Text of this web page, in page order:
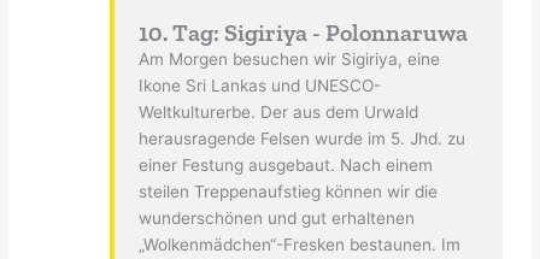
10. Tag: Sigiriya - Polonnaruwa
Am Morgen besuchen wir Sigiriya, eine
Ikone Sri Lankas und UNESCO-
Weltkulturerbe. Der aus dem Urwald
herausragende Felsen wurde im 5. Jhd. zu
einer Festung ausgebaut. Nach einem
steilen Treppenaufstieg können wir die
wunderschönen und gut erhaltenen
„Wolkenmädchen“-Fresken bestaunen. Im